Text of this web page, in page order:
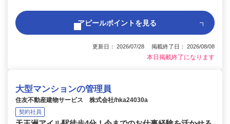
アピールポイントを見る
更新日： 2026/07/28 掲載終了日： 2026/08/08
本日掲載終了になります
大型マンションの管理員
住友不動産建物サービス 株式会社/hka24030a
契約社員